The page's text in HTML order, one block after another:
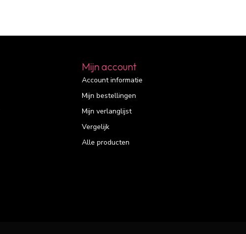
Mijn account
Account informatie
Mijn bestellingen
Mijn verlanglijst
Vergelijk
Alle producten